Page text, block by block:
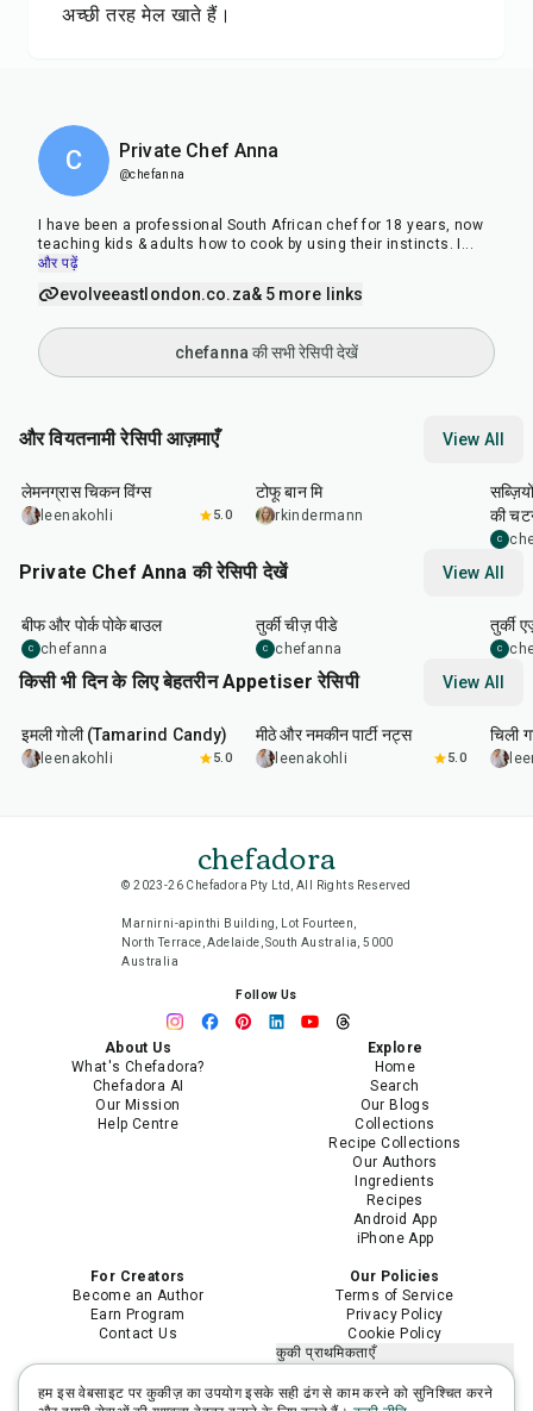
अच्छी तरह मेल खाते हैं।
C Private Chef Anna
@chefanna
I have been a professional South African chef for 18 years, now
teaching kids & adults how to cook by using their instincts. I ...
और पढ़ें
evolveeastlondon.co.za& 5 more links
chefanna की सभी रेसिपी देखें
और वियतनामी रेसिपी आज़माएँ View All
35
लेमनग्रास चिकन विंग्स
leenakohli 5.0
टोफू बान मि
rkindermann
की
C
Private Chef Anna की रेसिपी देखें View All
बीफ और पोर्क पोके बाउल
C chefanna
29
तुर्की चीज़ पीडे
C chefanna
तुर्की
C
किसी भी दिन के लिए बेहतरीन Appetiser रेसिपी View All
1 min
इमली गोली (Tamarind Candy)
leenakohli 5.0
मीठे और नमकीन पार्टी नट्स
leenakohli 5.0
चिली
chefadora
© 2023-26 Chefadora Pty Ltd, All Rights Reserved
Marnirni-apinthi Building, Lot Fourteen,
North Terrace, Adelaide, South Australia, 5000
Australia
Follow Us
About Us
What's Chefadora?
Chefadora AI
Our Mission
Help Centre
Explore
Home
Search
Our Blogs
Collections
Recipe Collections
Our Authors
Ingredients
Recipes
Android App
iPhone App
For Creators
Become an Author
Earn Program
Contact Us
Our Policies
Terms of Service
Privacy Policy
Cookie Policy
कुकी प्राथमिकताएँ
मेरी संवेदनशील निजी जानकारी का उपयोग
हम इस वेबसाइट पर कुकीज़ का उपयोग इसके सही ढंग से काम करने को सुनिश्चित करने